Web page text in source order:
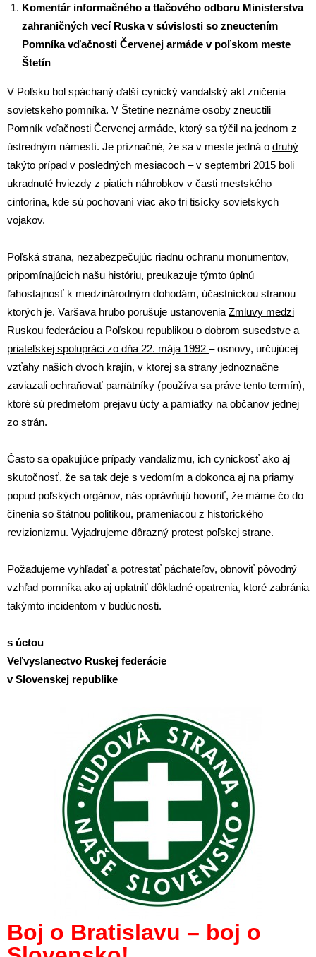
Komentár informačného a tlačového odboru Ministerstva
zahraničných vecí Ruska v súvislosti so zneuctením
Pomníka vďačnosti Červenej armáde v poľskom meste
Štetín
V Poľsku bol spáchaný ďalší cynický vandalský akt zničenia
sovietskeho pomníka. V Štetíne neznáme osoby zneuctili
Pomník vďačnosti Červenej armáde, ktorý sa týčil na jednom z
ústredným námestí. Je príznačné, že sa v meste jedná o druhý
takýto prípad v posledných mesiacoch – v septembri 2015 boli
ukradnuté hviezdy z piatich náhrobkov v časti mestského
cintorína, kde sú pochovaní viac ako tri tisícky sovietskych
vojakov.
Poľská strana, nezabezpečujúc riadnu ochranu monumentov,
pripomínajúcich našu históriu, preukazuje týmto úplnú
ľahostajnosť k medzinárodným dohodám, účastníckou stranou
ktorých je. Varšava hrubo porušuje ustanovenia Zmluvy medzi
Ruskou federáciou a Poľskou republikou o dobrom susedstve a
priateľskej spolupráci zo dňa 22. mája 1992 – osnovy, určujúcej
vzťahy našich dvoch krajín, v ktorej sa strany jednoznačne
zaviazali ochraňovať pamätníky (používa sa práve tento termín),
ktoré sú predmetom prejavu úcty a pamiatky na občanov jednej
zo strán.
Často sa opakujúce prípady vandalizmu, ich cynickosť ako aj
skutočnosť, že sa tak deje s vedomím a dokonca aj na priamy
popud poľských orgánov, nás oprávňujú hovoriť, že máme čo do
činenia so štátnou politikou, prameniacou z historického
revizionizmu. Vyjadrujeme dôrazný protest poľskej strane.
Požadujeme vyhľadať a potrestať páchateľov, obnoviť pôvodný
vzhľad pomníka ako aj uplatniť dôkladné opatrenia, ktoré zabránia
takýmto incidentom v budúcnosti.
s úctou
Veľvyslanectvo Ruskej federácie
v Slovenskej republike
Boj o Bratislavu – boj o